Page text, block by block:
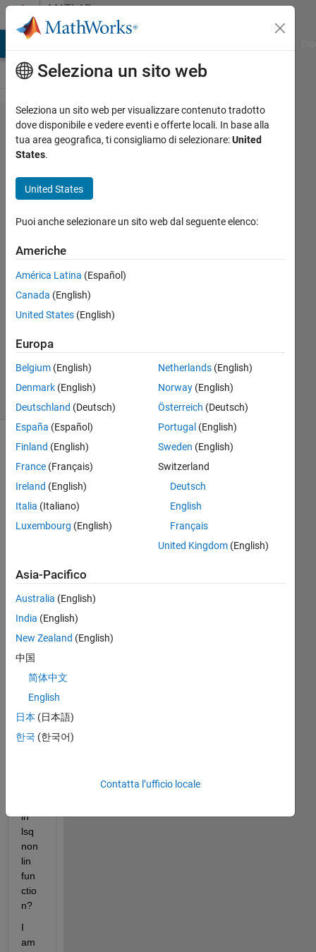
Vai al contenutoMATLAB
Answers
How is the
residual in
calculated?
Gina
Carts
2 Apr
2019
0
Aggiornato
2 Apr 2019
5
Visualizzazioni
(30 giorni)
es
any
kno
w
ho
the
resi
dua
bei
in
lsq
non
lin
fun
ctio
n?
I
am
Seleziona un sito web
Seleziona un sito web per visualizzare contenuto tradotto
dove disponibile e vedere eventi e offerte locali. In base alla
tua area geografica, ti consigliamo di selezionare:United
States.
United States
Puoi anche selezionare un sito web dal seguente elenco:
Americhe
América Latina (Español)
Canada (English)
United States (English)
Europa
Belgium (English)
Denmark (English)
Deutschland (Deutsch)
España (Español)
Finland (English)
France (Français)
Ireland (English)
Italia (Italiano)
Luxembourg (English)
Netherlands(English)
Norway(English)
Österreich (Deutsch)
Portugal (English)
Sweden (English)
Switzerland
Deutsch
English
Français
United Kingdom(English)
Asia-Pacifico
Australia (English)
India (English)
New Zealand (English)
中国
简体中文
English
日本 (日本語)
한국 (한국어)
Contatta l’ufficio locale